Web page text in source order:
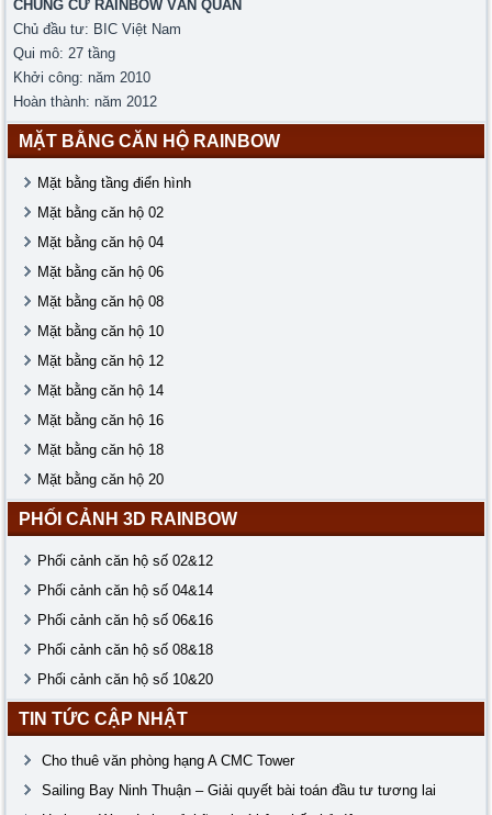
CHUNG CƯ RAINBOW VĂN QUÁN
Chủ đầu tư: BIC Việt Nam
Qui mô: 27 tầng
Khởi công: năm 2010
Hoàn thành: năm 2012
MẶT BẰNG CĂN HỘ RAINBOW
Mặt bằng tầng điển hình
Mặt bằng căn hộ 02
Mặt bằng căn hộ 04
Mặt bằng căn hộ 06
Mặt bằng căn hộ 08
Mặt bằng căn hộ 10
Mặt bằng căn hộ 12
Mặt bằng căn hộ 14
Mặt bằng căn hộ 16
Mặt bằng căn hộ 18
Mặt bằng căn hộ 20
PHỐI CẢNH 3D RAINBOW
Phối cảnh căn hộ số 02&12
Phối cảnh căn hộ số 04&14
Phối cảnh căn hộ số 06&16
Phối cảnh căn hộ số 08&18
Phối cảnh căn hộ số 10&20
TIN TỨC CẬP NHẬT
Cho thuê văn phòng hạng A CMC Tower
Sailing Bay Ninh Thuận – Giải quyết bài toán đầu tư tương lai